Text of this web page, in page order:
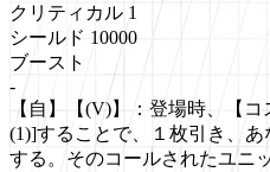
クリティカル 1
シールド 10000
ブースト
-
【自】【(V)】：登場時、【
(1)]することで、１枚引き、
する。そのコールされたユニ